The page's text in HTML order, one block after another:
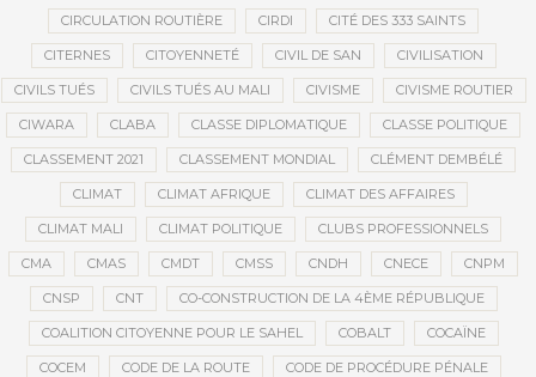
CIRCULATION ROUTIÈRE CIRDI CITÉ DES 333 SAINTS
CITERNES CITOYENNETÉ CIVIL DE SAN CIVILISATION
CIVILS TUÉS CIVILS TUÉS AU MALI CIVISME CIVISME ROUTIER
CIWARA CLABA CLASSE DIPLOMATIQUE CLASSE POLITIQUE
CLASSEMENT 2021 CLASSEMENT MONDIAL CLÉMENT DEMBÉLÉ
CLIMAT CLIMAT AFRIQUE CLIMAT DES AFFAIRES
CLIMAT MALI CLIMAT POLITIQUE CLUBS PROFESSIONNELS
CMA CMAS CMDT CMSS CNDH CNECE CNPM
CNSP CNT CO-CONSTRUCTION DE LA 4ÈME RÉPUBLIQUE
COALITION CITOYENNE POUR LE SAHEL COBALT COCAÏNE
COCEM CODE DE LA ROUTE CODE DE PROCÉDURE PÉNALE